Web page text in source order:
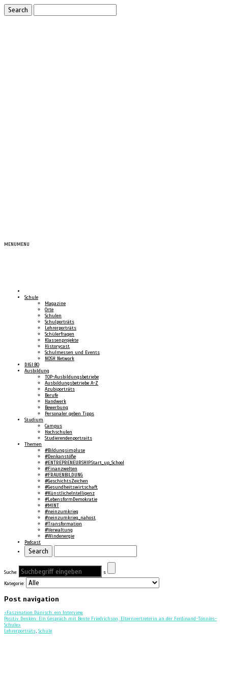
MENUMENU
Schule
Magazine
Orte
Schulen
Schulporträts
Lehrerporträts
Schülerfragen
Klassenprojekte
Historycast
Schulmessen und Events
NOSH Network
DIGI:BO
Ausbildung
TOP-Ausbildungsbetriebe
Ausbildungsbetriebe A-Z
Azubiporträts
Berufe
Handwerk
Bewerbung
Personaler geben Tipps
Studium
Campus
Hochschulen
Studierendenportraits
Themen
#Bildungsimpluse
#Denkanstöße
#ENTREPRENEURSHIP.Start_up_School
#Finanzwelten
#FRAUENBILDUNG
#GeschichtsZeichen
#Gesundheitswirtschaft
#KünstlicheIntelligenz
#LebensformDemokratie
#MINT
#neinzumkrieg
#neinzumkrieg_nahost
#Transformation
#Verwaltung
#Windenergie
Podcast
Suche:
s
Kategorie:
Post navigation
<Faszination Dänisch: ein Interview
Positiv Denken: Ein Gespräch mit Bente Friedrichson, Elternvertreterin an der Ferdinand-Tönnies-
Schule>
Lehrerporträts, Schule